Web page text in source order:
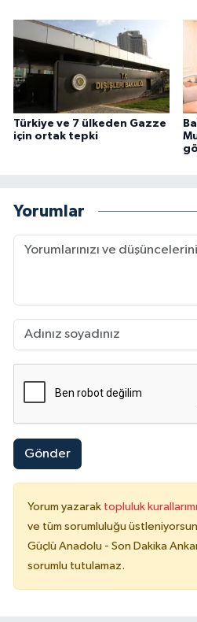
Türkiye ve 7 ülkeden Gazze
için ortak tepki
Yorumlar
Gönder
Yorum yazarak topluluk
ve tüm sorumluluğu
Güçlü Anadolu - Son Dakika
sorumlu tutulamaz.